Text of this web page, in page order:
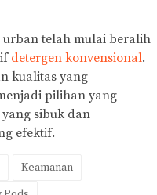
urban telah mulai beralih
detergen konvensional.
kualitas yang
pilihan yang
sibuk dan
efektif.
Keamanan